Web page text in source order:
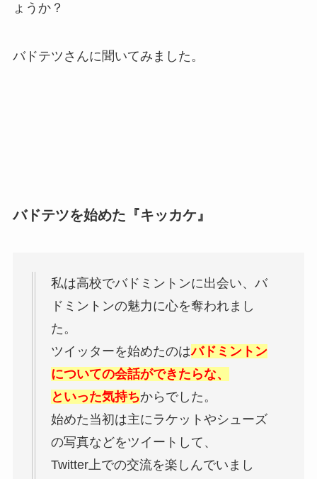
ょうか？
バドテツさんに聞いてみました。
バドテツを始めた『キッカケ』
私は高校でバドミントンに出会い、バ
ドミントンの魅力に心を奪われまし
た。
ツイッターを始めたのはバドミントン
についての会話ができたらな、
といった気持ちからでした。
始めた当初は主にラケットやシューズ
の写真などをツイートして、
Twitter上での交流を楽しんでいまし